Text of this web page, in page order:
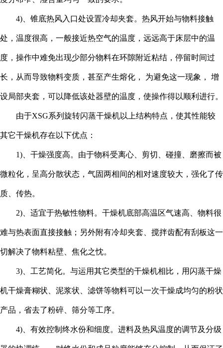
4)、锥底热风入口处设置冷却夹套。热风开始与物料接触
处，温度很高，一般接近热空气的温度，远远高于床层中的温
度，操作中难免出现少部分物料在环隙附近粘结，停留时间过
长，从而导致物料变质，甚至产生熔化， 为避免这一现象， 增
设局部夹套，可以降低该处器壁的温度，使操作得以顺利进行。
由于XSG系列旋转闪蒸干燥机以上结构特点，使其性能较
其它干燥机存在以下优点：
1)、干燥强度高。由于物科受离心、剪切、碰撞、磨擦而被
微粒化，呈高分散状态，气固两相间的相对速度较大，强化了传
质、传热。
2)、适宜于热敏性物料。干燥机底部高温区气速高、物料很
难与热表面直接接触；另外附有冷却夹套、搅拌齿配有刮板这一
切解决了物料粘壁、焦化之忱。
3)、工艺简化。与运用其它类型的干燥机相比，用闪蒸干燥
机干燥膏糊状、泥浆状、滤饼等物料可以一次干燥成均匀的粉状
产品，省去了粉碎、筛分等工序。
4)、有效控制终水份和细度。进料及热风温度的调节及分级